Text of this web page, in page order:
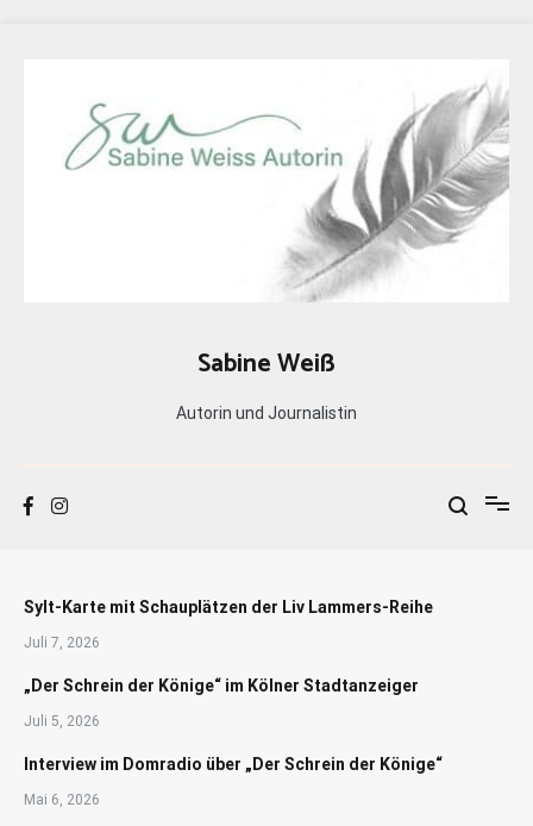
Sabine Weiß
Autorin und Journalistin
Sylt-Karte mit Schauplätzen der Liv Lammers-Reihe
Juli 7, 2026
„Der Schrein der Könige“ im Kölner Stadtanzeiger
Juli 5, 2026
Interview im Domradio über „Der Schrein der Könige“
Mai 6, 2026